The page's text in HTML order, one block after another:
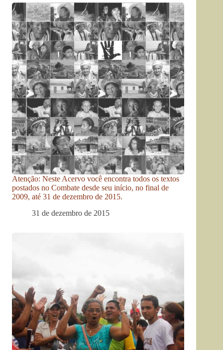
Atenção: Neste Acervo você encontra todos os textos
postados no Combate desde seu início, no final de
2009, até 31 de dezembro de 2015.
31 de dezembro de 2015